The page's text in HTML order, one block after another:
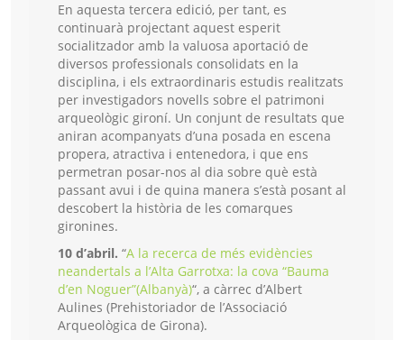
En aquesta tercera edició, per tant, es
continuarà projectant aquest esperit
socialitzador amb la valuosa aportació de
diversos professionals consolidats en la
disciplina, i els extraordinaris estudis realitzats
per investigadors novells sobre el patrimoni
arqueològic gironí. Un conjunt de resultats que
aniran acompanyats d’una posada en escena
propera, atractiva i entenedora, i que ens
permetran posar-nos al dia sobre què està
passant avui i de quina manera s’està posant al
descobert la història de les comarques
gironines.
10 d’abril. “A la recerca de més evidències
neandertals a l’Alta Garrotxa: la cova “Bauma
d’en Noguer”(Albanyà)“, a càrrec d’Albert
Aulines (Prehistoriador de l’Associació
Arqueològica de Girona).